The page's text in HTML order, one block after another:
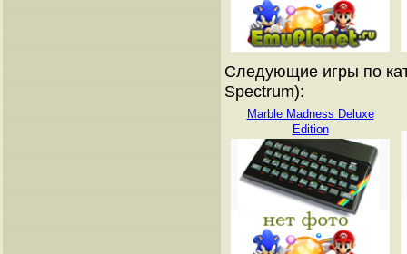
Следующие игры по
Spectrum):
Marble Madness Deluxe
Edition